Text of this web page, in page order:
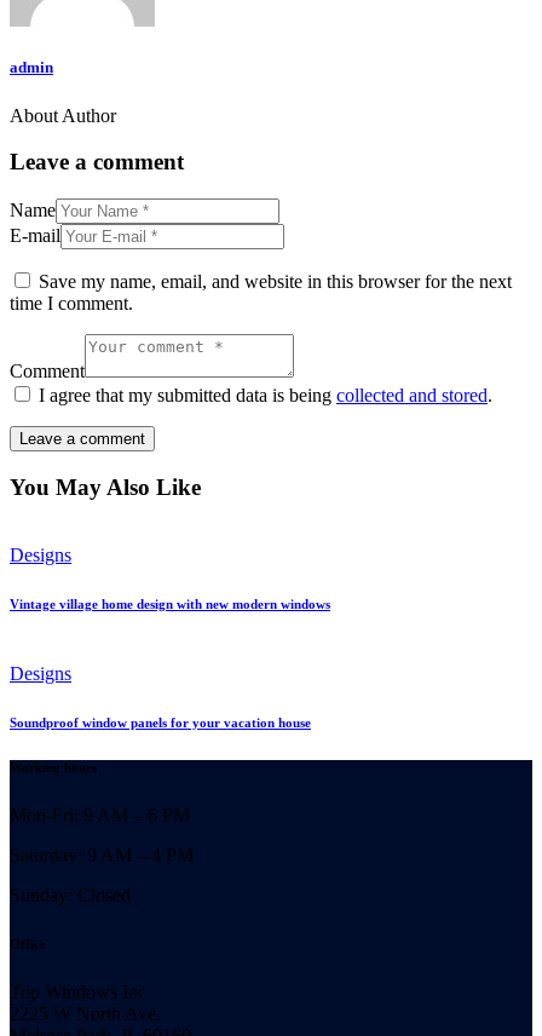
admin
About Author
Leave a comment
Name
E-mail
Save my name, email, and website in this browser for the next
time I comment.
Comment
I agree that my submitted data is being collected and stored.
You May Also Like
Designs
Vintage village home design with new modern windows
Designs
Soundproof window panels for your vacation house
Working hours
Mon-Fri: 9 AM – 6 PM
Saturday: 9 AM – 4 PM
Sunday: Closed
Office
Top Windows Inc
2225 W North Ave.